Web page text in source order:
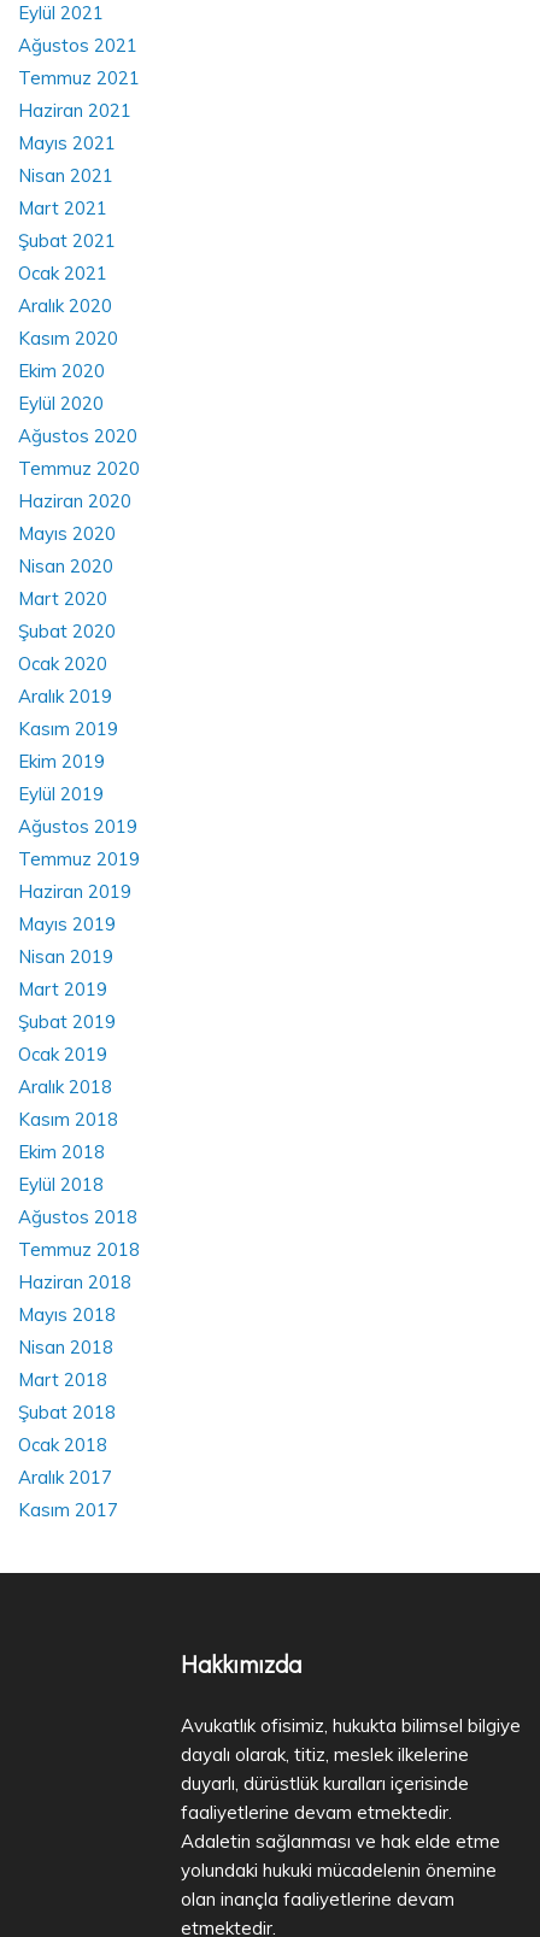
Eylül 2021
Ağustos 2021
Temmuz 2021
Haziran 2021
Mayıs 2021
Nisan 2021
Mart 2021
Şubat 2021
Ocak 2021
Aralık 2020
Kasım 2020
Ekim 2020
Eylül 2020
Ağustos 2020
Temmuz 2020
Haziran 2020
Mayıs 2020
Nisan 2020
Mart 2020
Şubat 2020
Ocak 2020
Aralık 2019
Kasım 2019
Ekim 2019
Eylül 2019
Ağustos 2019
Temmuz 2019
Haziran 2019
Mayıs 2019
Nisan 2019
Mart 2019
Şubat 2019
Ocak 2019
Aralık 2018
Kasım 2018
Ekim 2018
Eylül 2018
Ağustos 2018
Temmuz 2018
Haziran 2018
Mayıs 2018
Nisan 2018
Mart 2018
Şubat 2018
Ocak 2018
Aralık 2017
Kasım 2017
Hakkımızda
Avukatlık ofisimiz, hukukta bilimsel bilgiye
dayalı olarak, titiz, meslek ilkelerine
duyarlı, dürüstlük kuralları içerisinde
faaliyetlerine devam etmektedir.
Adaletin sağlanması ve hak elde etme
yolundaki hukuki mücadelenin önemine
olan inançla faaliyetlerine devam
etmektedir.